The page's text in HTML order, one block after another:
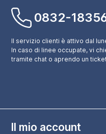
0832-
Il servizio clienti è attivo dal
In caso di linee occupate, vi
tramite chat o aprendo un
Il mio account